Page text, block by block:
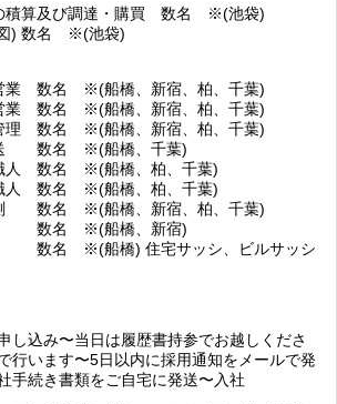
積算及び調達・購買 数名 ※(池袋)
図) 数名 ※(池袋)
業 数名 ※(船橋、新宿、柏、千葉)
業 数名 ※(船橋、新宿、柏、千葉)
理 数名 ※(船橋、新宿、柏、千葉)
送 数名 ※(船橋、千葉)
人 数名 ※(船橋、柏、千葉)
人 数名 ※(船橋、柏、千葉)
測 数名 ※(船橋、新宿、柏、千葉)
数名 ※(船橋、新宿)
名 ※(船橋) 住宅サッシ、ビルサッシ
し込み〜当日は履歴書持参でお越しくださ
行います〜5日以内に採用通知をメールで発
手続き書類をご自宅に発送〜入社